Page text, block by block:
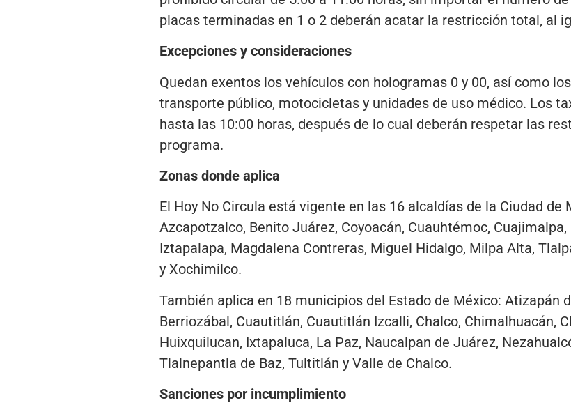
placas terminadas en 1 o 2 deberán acatar la restricción total, al
Excepciones y consideraciones
Quedan exentos los vehículos con hologramas 0 y 00, así como
transporte público, motocicletas y unidades de uso médico. Los
hasta las 10:00 horas, después de lo cual deberán respetar las
programa.
Zonas donde aplica
El Hoy No Circula está vigente en las 16 alcaldías de la Ciudad de
Azcapotzalco, Benito Juárez, Coyoacán, Cuauhtémoc,
Iztapalapa, Magdalena Contreras, Miguel Hidalgo, Milpa Alta,
y Xochimilco.
También aplica en 18 municipios del Estado de México: Atizapán
Berriozábal, Cuautitlán, Cuautitlán Izcalli, Chalco, Chimalhuacán,
Huixquilucan, Ixtapaluca, La Paz, Naucalpan de Juárez,
Tlalnepantla de Baz, Tultitlán y Valle de Chalco.
Sanciones por incumplimiento